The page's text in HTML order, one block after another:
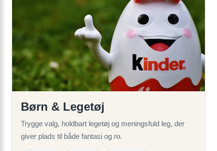
Børn & Legetøj
Trygge valg, holdbart legetøj og meningsfuld leg, der
giver plads til både fantasi og ro.